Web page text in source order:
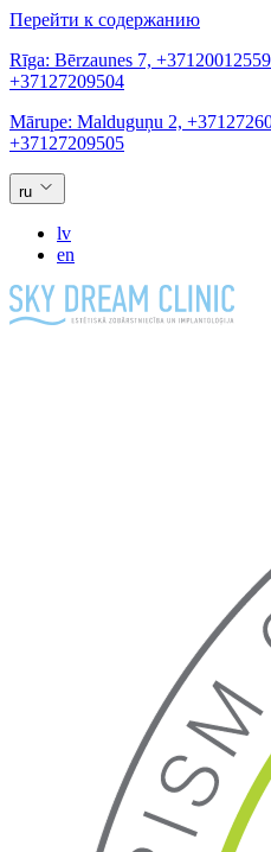
Перейти к содержанию
Rīga: Bērzaunes 7, +37120012559
+37127209504
Mārupe: Malduguņu 2,
+37127209505
ru
lv
en